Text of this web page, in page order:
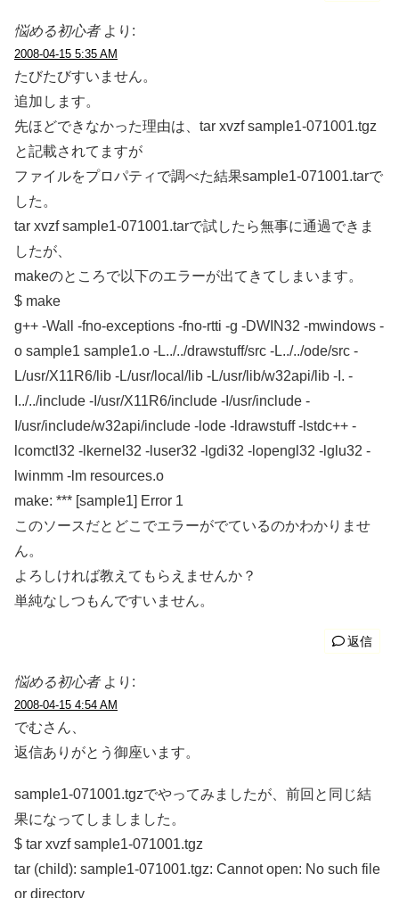
悩める初心者 より:
2008-04-15 5:35 AM
たびたびすいません。
追加します。
先ほどできなかった理由は、tar xvzf sample1-071001.tgz
と記載されてますが
ファイルをプロパティで調べた結果sample1-071001.tarで
した。
tar xvzf sample1-071001.tarで試したら無事に通過できま
したが、
makeのところで以下のエラーが出てきてしまいます。
$ make
g++ -Wall -fno-exceptions -fno-rtti -g -DWIN32 -mwindows -
o sample1 sample1.o -L../../drawstuff/src -L../../ode/src -
L/usr/X11R6/lib -L/usr/local/lib -L/usr/lib/w32api/lib -I. -
I../../include -I/usr/X11R6/include -I/usr/include -
I/usr/include/w32api/include -lode -ldrawstuff -lstdc++ -
lcomctl32 -lkernel32 -luser32 -lgdi32 -lopengl32 -lglu32 -
lwinmm -lm resources.o
make: *** [sample1] Error 1
このソースだとどこでエラーがでているのかわかりませ
ん。
よろしければ教えてもらえませんか？
単純なしつもんですいません。
返信
悩める初心者 より:
2008-04-15 4:54 AM
でむさん、
返信ありがとう御座います。
sample1-071001.tgzでやってみましたが、前回と同じ結
果になってしましました。
$ tar xvzf sample1-071001.tgz
tar (child): sample1-071001.tgz: Cannot open: No such file
or directory